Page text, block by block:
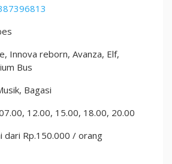
Innova reborn, Avanza, Elf,
Bus
Bagasi
12.00, 15.00, 18.00, 20.00
dari Rp.150.000 / orang